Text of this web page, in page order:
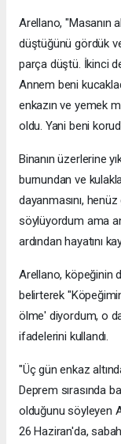
Arellano, "Masanın
düştüğünü gördük
parça düştü. İkinci
Annem beni
enkazın ve yemek
oldu. Yani beni
Binanın üzerlerine
burnundan ve
dayanmasını,
söylüyordum ama
ardından hayatını
Arellano, köpeğinin
belirterek
ölme' diyordum, o
ifadelerini kullandı.
"Üç gün enkaz
Deprem sırasında
olduğunu söyleyen
26 Haziran'da,